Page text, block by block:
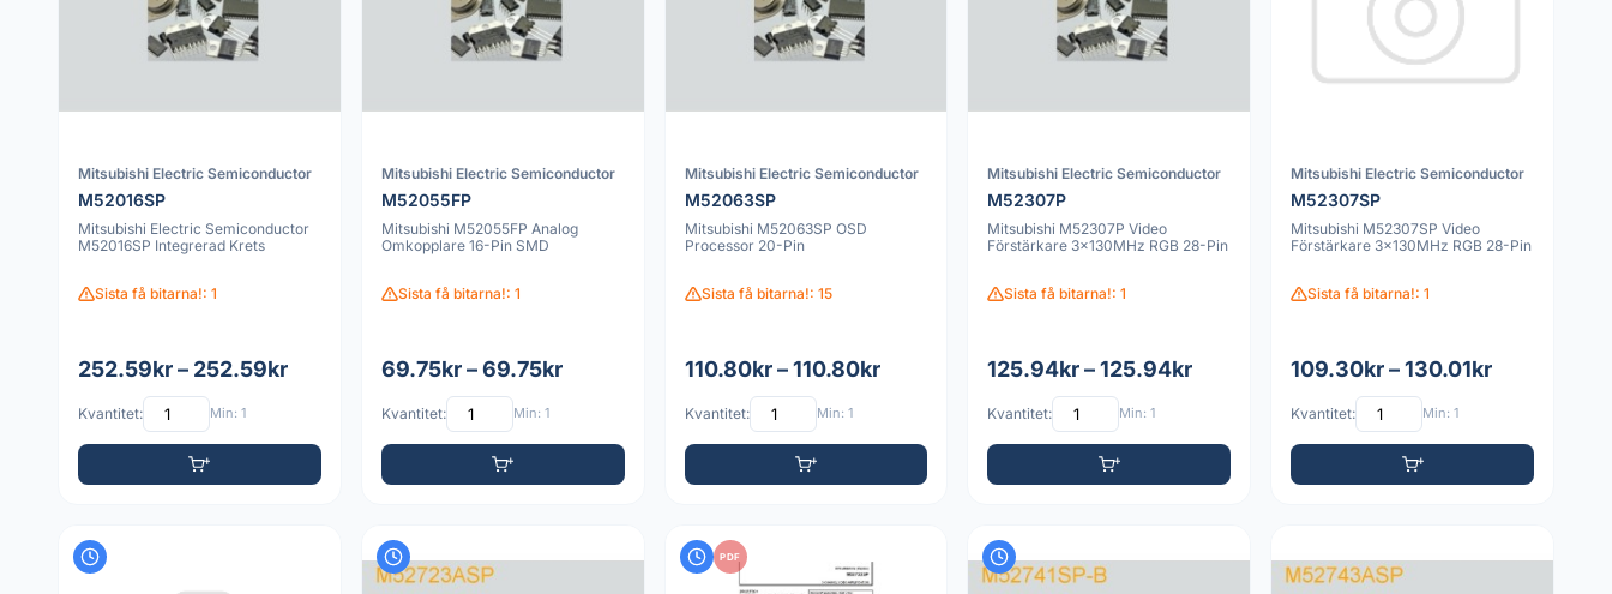
Mitsubishi Electric Semiconductor
M52016SP
Mitsubishi Electric Semiconductor
M52016SP Integrerad Krets
Sista få bitarna!: 1
252.59kr – 252.59kr
Kvantitet: Min: 1
Mitsubishi Electric Semiconductor
M52055FP
Mitsubishi M52055FP Analog
Omkopplare 16-Pin SMD
Sista få bitarna!: 1
69.75kr – 69.75kr
Kvantitet: Min: 1
Mitsubishi Electric Semiconductor
M52063SP
Mitsubishi M52063SP OSD
Processor 20-Pin
Sista få bitarna!: 15
110.80kr – 110.80kr
Kvantitet: Min: 1
Mitsubishi Electric Semiconductor
M52307P
Mitsubishi M52307P Video
Förstärkare 3x130MHz RGB 28-Pin
Sista få bitarna!: 1
125.94kr – 125.94kr
Kvantitet: Min: 1
Mitsubishi Electric Semiconductor
M52307SP
Mitsubishi M52307SP Video
Förstärkare 3x130MHz RGB 28-Pin
Sista få bitarna!: 1
109.30kr – 130.01kr
Kvantitet: Min: 1
PDF